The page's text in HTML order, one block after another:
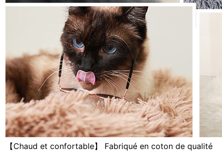
【Chaud et confortable】 Fabriqué en coton de qualité